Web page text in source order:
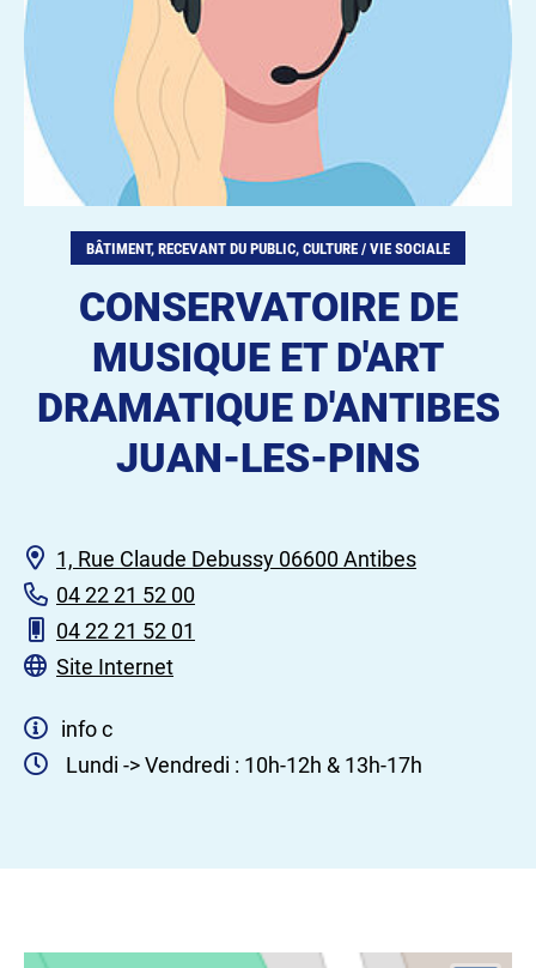
BÂTIMENT, RECEVANT DU PUBLIC, CULTURE / VIE SOCIALE
CONSERVATOIRE DE
MUSIQUE ET D'ART
DRAMATIQUE D'ANTIBES
JUAN-LES-PINS
1, Rue Claude Debussy 06600 Antibes
04 22 21 52 00
04 22 21 52 01
Site Internet
info c
Lundi -> Vendredi : 10h-12h & 13h-17h